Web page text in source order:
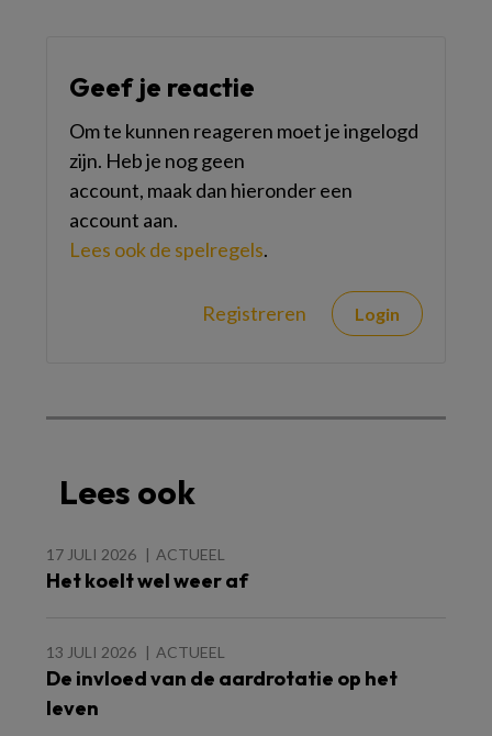
Geef je reactie
Om te kunnen reageren moet je ingelogd
zijn. Heb je nog geen
account, maak dan hieronder een
account aan.
Lees ook de spelregels.
Registreren Login
Lees ook
17 JULI 2026 ACTUEEL
Het koelt wel weer af
13 JULI 2026 ACTUEEL
De invloed van de aardrotatie op het
leven